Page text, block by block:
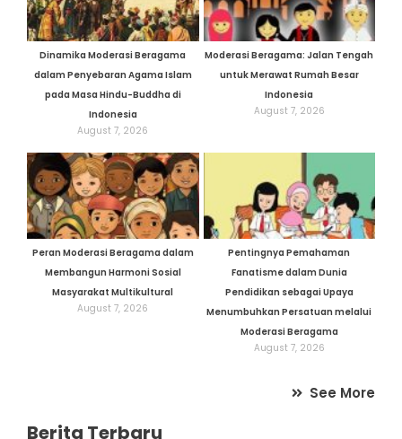
Dinamika Moderasi Beragama
dalam Penyebaran Agama Islam
pada Masa Hindu-Buddha di
Indonesia
August 7, 2026
Moderasi Beragama: Jalan Tengah
untuk Merawat Rumah Besar
Indonesia
August 7, 2026
Peran Moderasi Beragama dalam
Membangun Harmoni Sosial
Masyarakat Multikultural
August 7, 2026
Pentingnya Pemahaman
Fanatisme dalam Dunia
Pendidikan sebagai Upaya
Menumbuhkan Persatuan melalui
Moderasi Beragama
August 7, 2026
See More
Berita Terbaru